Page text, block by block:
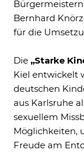
Bernhard
für die
Die „Starke
Kiel entwickelt
deutschen
aus Karlsruhe
sexuellem
Möglichkeiten,
Freude am
Includes
content